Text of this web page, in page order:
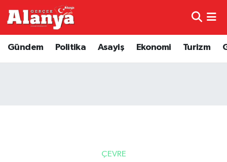
Gündem Politika Asayiş Ekonomi Turizm
ÇEVRE
Genel
Trafik Durumu